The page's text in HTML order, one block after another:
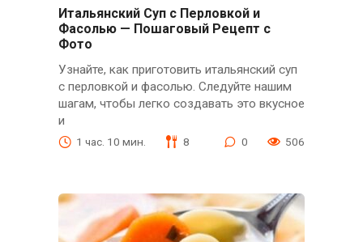
Итальянский Суп с Перловкой и
Фасолью — Пошаговый Рецепт с
Фото
Узнайте, как приготовить итальянский суп
с перловкой и фасолью. Следуйте нашим
шагам, чтобы легко создавать это вкусное
и
1 час. 10 мин. 8 0 506